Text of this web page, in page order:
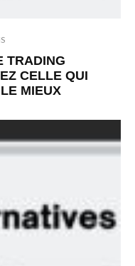
TRADING
CELLE QUI
MIEUX